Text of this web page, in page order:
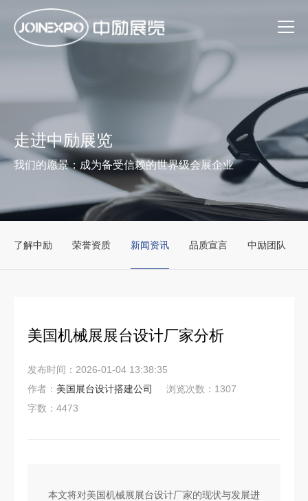
走进中励展览
我们的愿景：成为备受信赖的世界级会展企业
了解中励 荣誉资质 新闻资讯 品质宣言 中励团队
美国机械展展台设计厂家分析
发布时间：2026-01-04 13:38:35
作者： 美国展台设计搭建公司
浏览次数：1307
字数：4473
本文将对美国机械展展台设计厂家的现状与发展进